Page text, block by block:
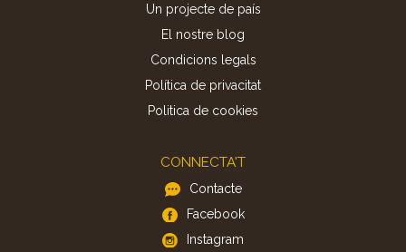
Un projecte de país
El nostre blog
Condicions legals
Política de privacitat
Politica de cookies
CONNECTA'T
Contacte
Facebook
Instagram